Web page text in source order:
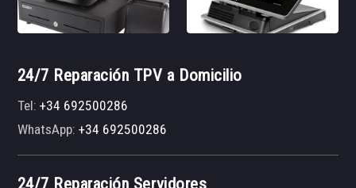
24/7 Reparación TPV a Domicilio
Tel:+34 692500286
WhatsApp:+34 692500286
24/7 Reparación Servidores